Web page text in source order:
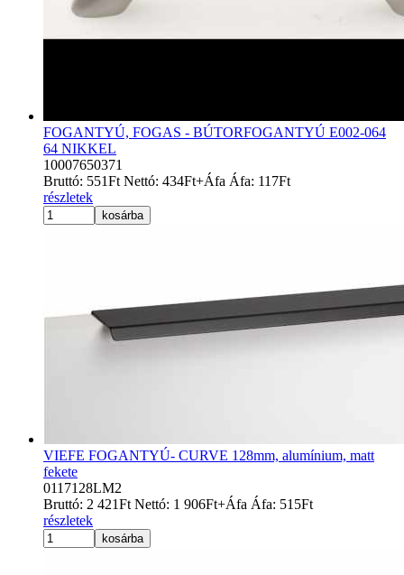
FOGANTYÚ, FOGAS - BÚTORFOGANTYÚ E002-064
64 NIKKEL
10007650371
Bruttó: 551Ft Nettó: 434Ft+Áfa Áfa: 117Ft
részletek
kosárba
VIEFE FOGANTYÚ- CURVE 128mm, alumínium, matt
fekete
0117128LM2
Bruttó: 2 421Ft Nettó: 1 906Ft+Áfa Áfa: 515Ft
részletek
kosárba